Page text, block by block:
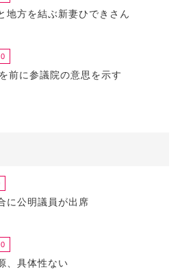
地方を結ぶ新妻ひできさん
前に参議院の意思を示す
に公明議員が出席
、具体性ない